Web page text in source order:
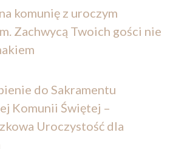
komunię z uroczym
Zachwycą Twoich gości nie
do Sakramentu
Komunii Świętej –
Uroczystość dla